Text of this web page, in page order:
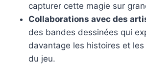
capturer cette magie sur
Collaborations avec des
des bandes dessinées qui
davantage les histoires et
du jeu.